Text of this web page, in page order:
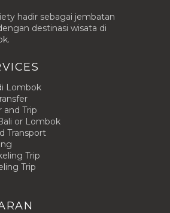
hadir sebagai jembatan
destinasi wisata di
Lombok
and Trip
or Lombok
Transport
Trip
Trip